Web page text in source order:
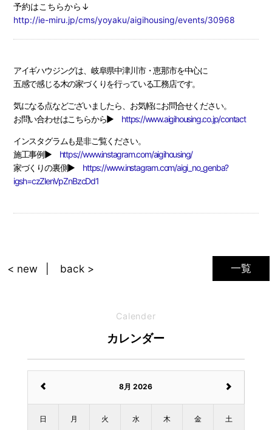
予約はこちらから↓
http://ie-miru.jp/cms/yoyaku/aigihousing/events/30968
アイギハウジングは、岐阜県中津川市・恵那市を中心に
五感で感じる木の家づくりを行っている工務店です。
気になる点などございましたら、お気軽にお問合せください。
お問い合わせはこちらから▶ https://www.aigihousing.co.jp/contact
インスタグラムも是非ご覧ください。
施工事例▶ https://www.instagram.com/aigihousing/
家づくりの裏側▶ https://www.instagram.com/aigi_no_genba?
igsh=czZlenVpZnBzcDd1
一覧
< new back >
Calender
カレンダー
8月 2026
日 月 火 水 木 金 土